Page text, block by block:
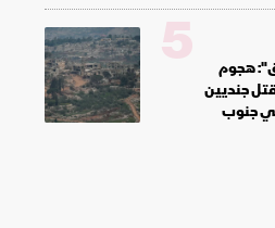
هجوم
جنديين
جنوب
5